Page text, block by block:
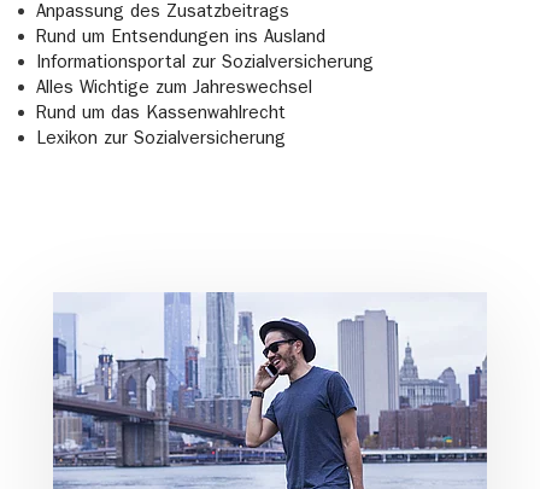
Anpassung des Zusatzbeitrags
Rund um Entsendungen ins Ausland
Informationsportal zur Sozialversicherung
Alles Wichtige zum Jahreswechsel
Rund um das Kassenwahlrecht
Lexikon zur Sozialversicherung